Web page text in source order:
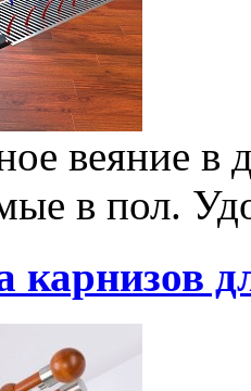
веяние в
в пол.
карнизов